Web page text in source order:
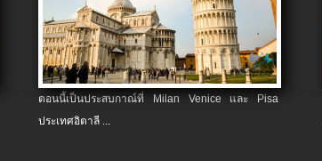
ตอนนี้เป็นประสบกาณ์ที่ Milan Venice และ Pisa
ประเทศอิตาลี ...